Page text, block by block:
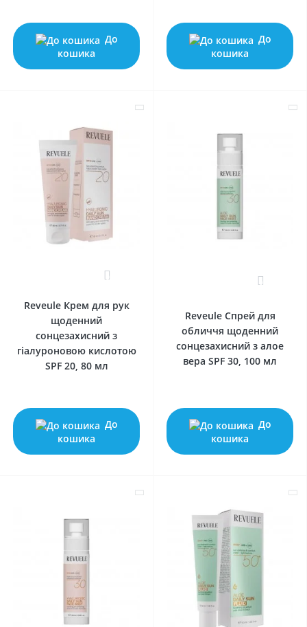
До
кошика
До
кошика
0
Reveule Крем для рук
щоденний
сонцезахисний з
гіалуроновою кислотою
SPF 20, 80 мл
До
кошика
Reveule Спрей для
обличчя щоденний
сонцезахисний з алое
вера SPF 30, 100 мл
До
кошика